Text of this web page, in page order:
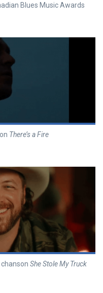
Blues Music Awards
There’s a Fire
She Stole My Truck